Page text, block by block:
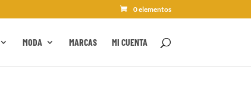
0 elementos
MODA MARCAS MI CUENTA